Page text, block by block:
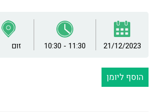
21/12/2023
10:30 - 11:30 זום
הוסף ליומן